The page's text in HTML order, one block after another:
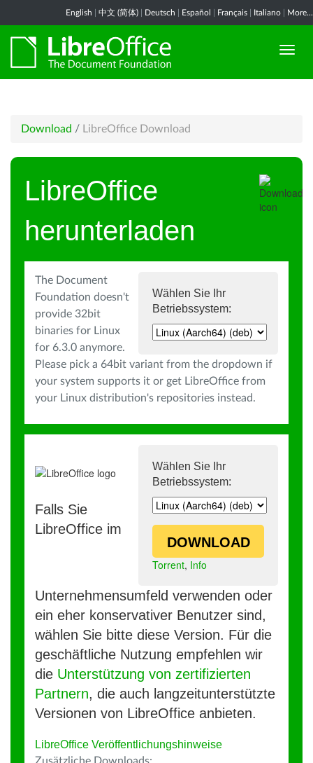
English 中文 (简体) Deutsch Español Français Italiano More...
Download / LibreOffice Download
LibreOffice
herunterladen
Wählen Sie Ihr
Betriebssystem:
The Document
Foundation doesn't
provide 32bit
binaries for Linux
for 6.3.0 anymore.
Please pick a 64bit variant from the dropdown if
your system supports it or get LibreOffice from
your Linux distribution's repositories instead.
Wählen Sie Ihr
Betriebssystem:
DOWNLOAD
Torrent, Info
Falls Sie
LibreOffice im
Unternehmensumfeld verwenden oder
ein eher konservativer Benutzer sind,
wählen Sie bitte diese Version. Für die
geschäftliche Nutzung empfehlen wir
die Unterstützung von zertifizierten
Partnern, die auch langzeitunterstützte
Versionen von LibreOffice anbieten.
LibreOffice Veröffentlichungshinweise